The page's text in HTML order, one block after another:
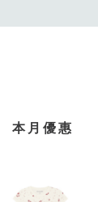
本月優惠